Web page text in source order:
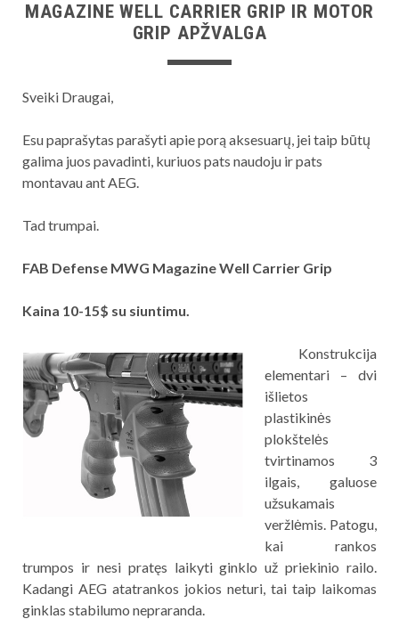
MAGAZINE WELL CARRIER GRIP IR MOTOR
GRIP APŽVALGA
Sveiki Draugai,
Esu paprašytas parašyti apie porą aksesuarų, jei taip būtų
galima juos pavadinti, kuriuos pats naudoju ir pats
montavau ant AEG.
Tad trumpai.
FAB Defense MWG Magazine Well Carrier Grip
Kaina 10-15$ su siuntimu.
Konstrukcija
elementari – dvi
išlietos
plastikinės
plokštelės
tvirtinamos 3
ilgais, galuose
užsukamais
veržlėmis. Patogu,
kai rankos
trumpos ir nesi pratęs laikyti ginklo už priekinio railo.
Kadangi AEG atatrankos jokios neturi, tai taip laikomas
ginklas stabilumo nepraranda.